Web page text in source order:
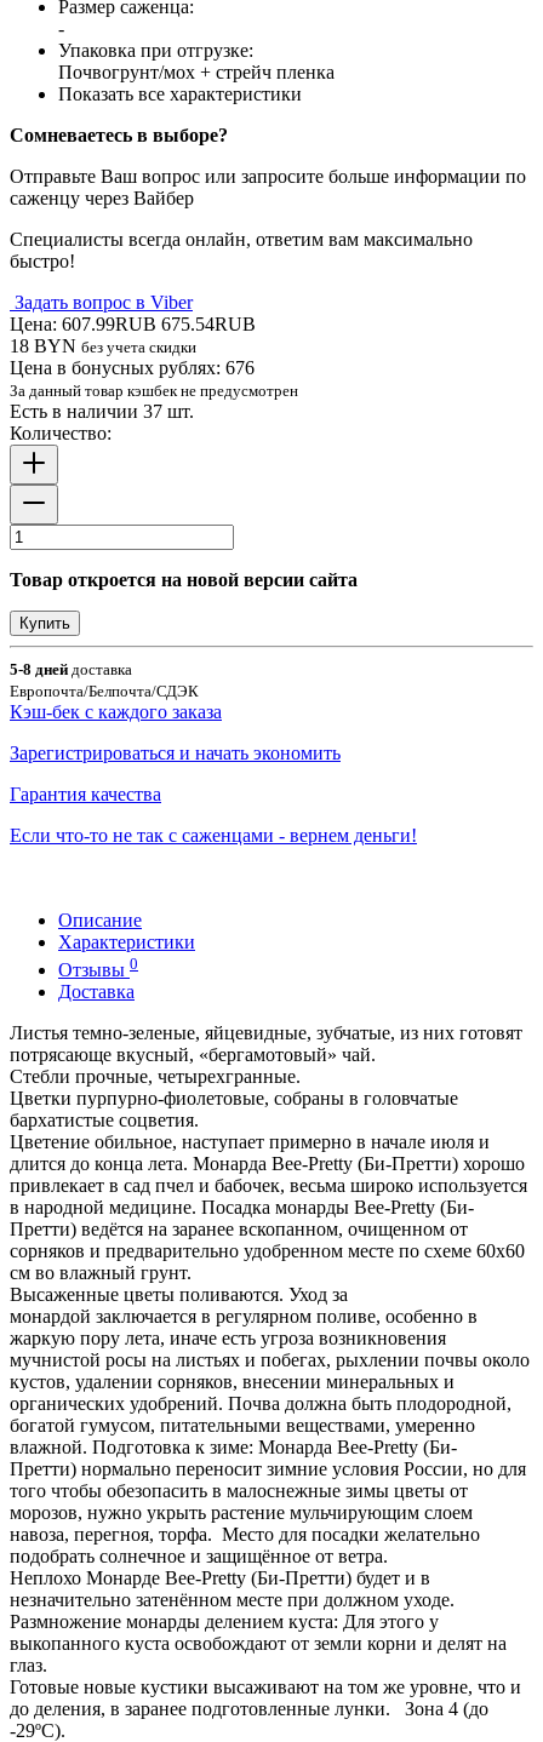
Размер саженца:
-
Упаковка при отгрузке:
Почвогрунт/мох + стрейч пленка
Показать все характеристики
Сомневаетесь в выборе?
Отправьте Ваш вопрос или запросите больше информации по
саженцу через Вайбер
Специалисты всегда онлайн, ответим вам максимально
быстро!
Задать вопрос в Viber
Цена: 607.99RUB 675.54RUB
18 BYN без учета скидки
Цена в бонусных рублях: 676
За данный товар кэшбек не предусмотрен
Есть в наличии 37 шт.
Количество:
Товар откроется на новой версии сайта
Купить
5-8 дней доставка
Европочта/Белпочта/СДЭК
Кэш-бек с каждого заказа
Зарегистрироваться и начать экономить
Гарантия качества
Если что-то не так с саженцами - вернем деньги!
Описание
Характеристики
Отзывы 0
Доставка
Листья темно-зеленые, яйцевидные, зубчатые, из них готовят
потрясающе вкусный, «бергамотовый» чай.
Стебли прочные, четырехгранные.
Цветки пурпурно-фиолетовые, собраны в головчатые
бархатистые соцветия.
Цветение обильное, наступает примерно в начале июля и
длится до конца лета. Монарда Bee-Pretty (Би-Претти) хорошо
привлекает в сад пчел и бабочек, весьма широко используется
в народной медицине. Посадка монарды Bee-Pretty (Би-
Претти) ведётся на заранее вскопанном, очищенном от
сорняков и предварительно удобренном месте по схеме 60х60
см во влажный грунт.
Высаженные цветы поливаются. Уход за
монардой заключается в регулярном поливе, особенно в
жаркую пору лета, иначе есть угроза возникновения
мучнистой росы на листьях и побегах, рыхлении почвы около
кустов, удалении сорняков, внесении минеральных и
органических удобрений. Почва должна быть плодородной,
богатой гумусом, питательными веществами, умеренно
влажной. Подготовка к зиме: Монарда Bee-Pretty (Би-
Претти) нормально переносит зимние условия России, но для
того чтобы обезопасить в малоснежные зимы цветы от
морозов, нужно укрыть растение мульчирующим слоем
навоза, перегноя, торфа. Место для посадки желательно
подобрать солнечное и защищённое от ветра.
Неплохо Монарде Bee-Pretty (Би-Претти) будет и в
незначительно затенённом месте при должном уходе.
Размножение монарды делением куста: Для этого у
выкопанного куста освобождают от земли корни и делят на
глаз.
Готовые новые кустики высаживают на том же уровне, что и
до деления, в заранее подготовленные лунки. Зона 4 (до
-29ºС).